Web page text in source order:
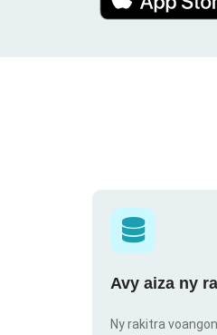
Avy aiza ny
Ny rakitra